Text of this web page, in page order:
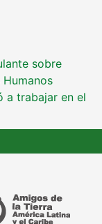
sobre
Humanos
a trabajar en el